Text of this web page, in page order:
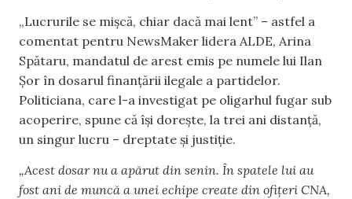
„Lucrurile se mișcă, chiar dacă mai lent” – astfel a
comentat pentru NewsMaker lidera ALDE, Arina
Spătaru, mandatul de arest emis pe numele lui Ilan
Șor în dosarul finanțării ilegale a partidelor.
Politiciana, care l-a investigat pe oligarhul fugar sub
acoperire, spune că își dorește, la trei ani distanță,
un singur lucru – dreptate și justiție.
„Acest dosar nu a apărut din senin. În spatele lui au
fost ani de muncă a unei echipe create din ofițeri CNA,